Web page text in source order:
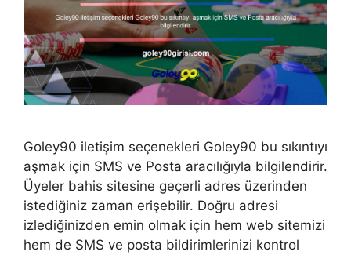
Goley90 iletişim seçenekleri Goley90 bu sıkıntıyı
aşmak için SMS ve Posta aracılığıyla bilgilendirir.
Üyeler bahis sitesine geçerli adres üzerinden
istediğiniz zaman erişebilir. Doğru adresi
izlediğinizden emin olmak için hem web sitemizi
hem de SMS ve posta bildirimlerinizi kontrol